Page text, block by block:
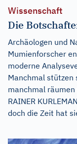
Wissenschaft
Die
Archäologen und
Mumienforscher
moderne
Manchmal stützen
manchmal
RAINER
doch die Zeit hat